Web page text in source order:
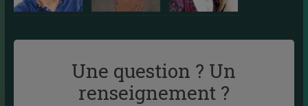
Une question ? Un
renseignement ?